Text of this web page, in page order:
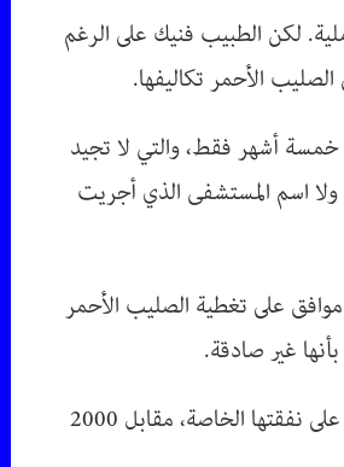
لكن الطبيب فنيك على الرغم
الأحمر تكاليفها.
خمسة أشهر فقط، والتي لا تجيد
ولا اسم المستشفى الذي أجريت
موافق على تغطية الصليب الأحمر
غير صادقة.
في الوقت نفسه، أخبر الفتاة أن بإمكانه إجراء العملية لكن على نفقتها الخاصة، مقابل 2000